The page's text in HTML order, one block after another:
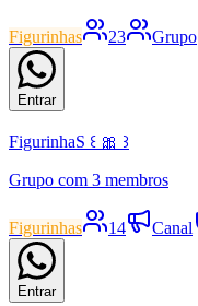
Figurinhas 23 Grupo
Entrar
FigurinhaS ꒰ 🎀 ꒱
Grupo com 3 membros
Figurinhas 14 Canal
Entrar